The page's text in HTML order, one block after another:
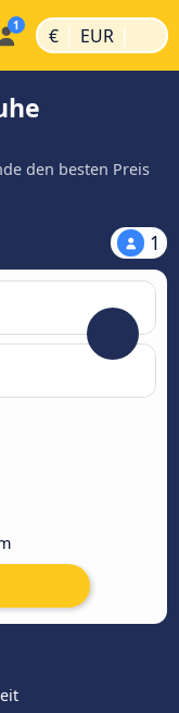
€ | EUR |
den besten Preis
1